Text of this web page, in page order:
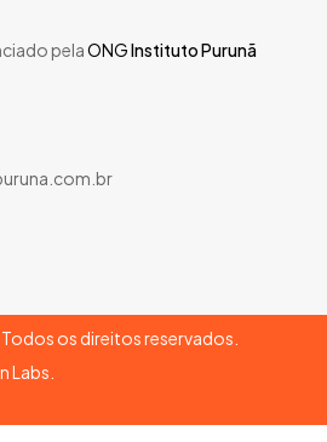
pelaONGInstituto Purunã
os direitos reservados.
Labs